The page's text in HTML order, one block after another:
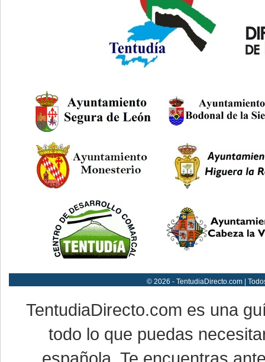
© 2026 - TentudiaDirecto.com |
TentudiaDirecto.com es una
todo lo que puedas